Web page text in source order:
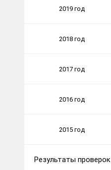
2019 год
2018 год
2017 год
2016 год
2015 год
Результаты проверок